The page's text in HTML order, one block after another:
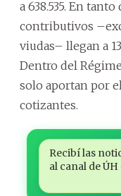
a 638.535. En
contributivos
viudas– llegan a
Dentro del
solo aportan por
cotizantes.
Recibí las
al canal de